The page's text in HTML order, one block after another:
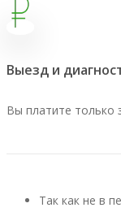
Выезд и
Вы платите только
Так как не в